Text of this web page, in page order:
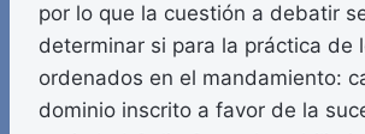
por lo que la cuestión a debatir
determinar si para la práctica de
ordenados en el mandamiento:
dominio inscrito a favor de la